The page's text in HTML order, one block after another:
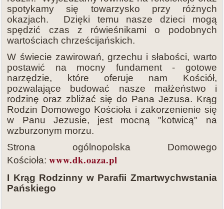
spotykamy się towarzysko przy różnych
okazjach. Dzięki temu nasze dzieci mogą
spędzić czas z rówieśnikami o podobnych
wartościach chrześcijańskich.
W świecie zawirowań, grzechu i słabości, warto
postawić na mocny fundament - gotowe
narzędzie, które oferuje nam Kościół,
pozwalające budować nasze małżeństwo i
rodzinę oraz zbliżać się do Pana Jezusa. Krąg
Rodzin Domowego Kościoła i zakorzenienie się
w Panu Jezusie, jest mocną "kotwicą" na
wzburzonym morzu.
Strona ogólnopolska Domowego
Kościoła:www.dk.oaza.pl
I Krąg Rodzinny w Parafii Zmartwychwstania
Pańskiego